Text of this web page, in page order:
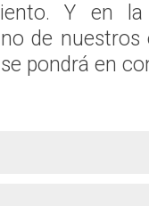
Y en la
de nuestros
pondrá en